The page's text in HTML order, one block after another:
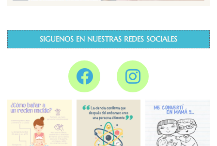
SIGUENOS EN NUESTRAS REDES SOCIALES